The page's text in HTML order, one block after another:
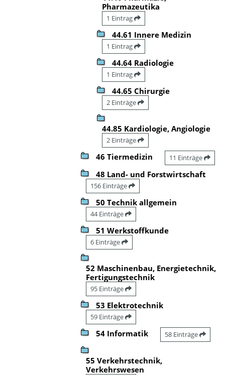
Pharmazeutika
1 Eintrag
44.61 Innere Medizin
1 Eintrag
44.64 Radiologie
1 Eintrag
44.65 Chirurgie
2 Einträge
44.85 Kardiologie, Angiologie
2 Einträge
46 Tiermedizin 11 Einträge
48 Land- und Forstwirtschaft
156 Einträge
50 Technik allgemein
44 Einträge
51 Werkstoffkunde
6 Einträge
52 Maschinenbau, Energietechnik,
Fertigungstechnik
95 Einträge
53 Elektrotechnik
59 Einträge
54 Informatik 58 Einträge
55 Verkehrstechnik,
Verkehrswesen